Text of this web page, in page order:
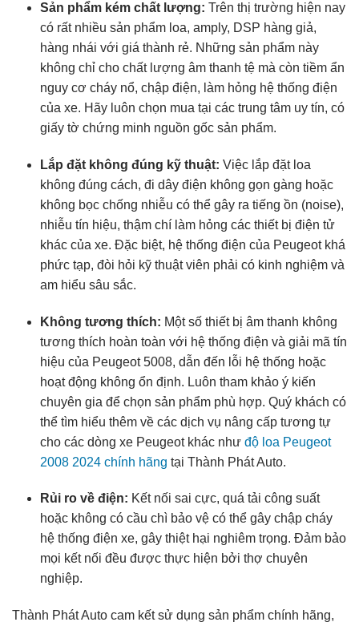
Sản phẩm kém chất lượng: Trên thị trường hiện nay
có rất nhiều sản phẩm loa, amply, DSP hàng giả,
hàng nhái với giá thành rẻ. Những sản phẩm này
không chỉ cho chất lượng âm thanh tệ mà còn tiềm ẩn
nguy cơ cháy nổ, chập điện, làm hỏng hệ thống điện
của xe. Hãy luôn chọn mua tại các trung tâm uy tín, có
giấy tờ chứng minh nguồn gốc sản phẩm.
Lắp đặt không đúng kỹ thuật: Việc lắp đặt loa
không đúng cách, đi dây điện không gọn gàng hoặc
không bọc chống nhiễu có thể gây ra tiếng ồn (noise),
nhiễu tín hiệu, thậm chí làm hỏng các thiết bị điện tử
khác của xe. Đặc biệt, hệ thống điện của Peugeot khá
phức tạp, đòi hỏi kỹ thuật viên phải có kinh nghiệm và
am hiểu sâu sắc.
Không tương thích: Một số thiết bị âm thanh không
tương thích hoàn toàn với hệ thống điện và giải mã tín
hiệu của Peugeot 5008, dẫn đến lỗi hệ thống hoặc
hoạt động không ổn định. Luôn tham khảo ý kiến
chuyên gia để chọn sản phẩm phù hợp. Quý khách có
thể tìm hiểu thêm về các dịch vụ nâng cấp tương tự
cho các dòng xe Peugeot khác như độ loa Peugeot
2008 2024 chính hãng tại Thành Phát Auto.
Rủi ro về điện: Kết nối sai cực, quá tải công suất
hoặc không có cầu chì bảo vệ có thể gây chập cháy
hệ thống điện xe, gây thiệt hại nghiêm trọng. Đảm bảo
mọi kết nối đều được thực hiện bởi thợ chuyên
nghiệp.
Thành Phát Auto cam kết sử dụng sản phẩm chính hãng,